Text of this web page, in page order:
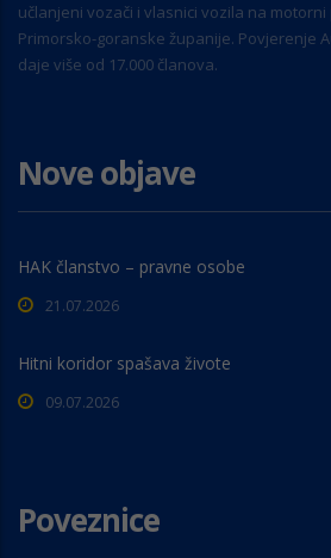
učlanjeni vozači i vlasnici vozila na
Primorsko-goranske županije. Povjerenje
daje više od 17.000 članova.
Nove objave
HAK članstvo – pravne osobe
21.07.2026
Hitni koridor spašava živote
09.07.2026
Poveznice